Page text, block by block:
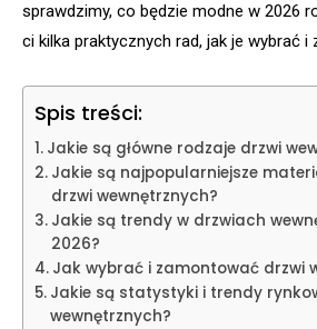
sprawdzimy, co będzie modne w 2026
ci kilka praktycznych rad, jak je wybrać i
Spis treści:
Jakie są główne rodzaje drzwi
Jakie są najpopularniejsze
drzwi wewnętrznych?
Jakie są trendy w drzwiach
2026?
Jak wybrać i zamontować drzwi
Jakie są statystyki i trendy
wewnętrznych?